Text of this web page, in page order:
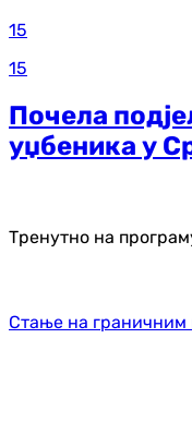
15
15
Почела
уџбеника у
Тренутно на
Стање на граничним